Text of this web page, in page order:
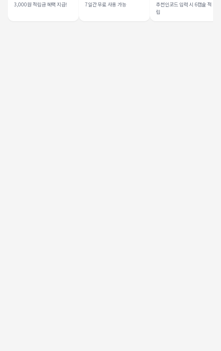
3,000원 적립금 혜택 지급! 7일간 무료 사용 가능
추천인코드 입력 시 6캡슐 적
립